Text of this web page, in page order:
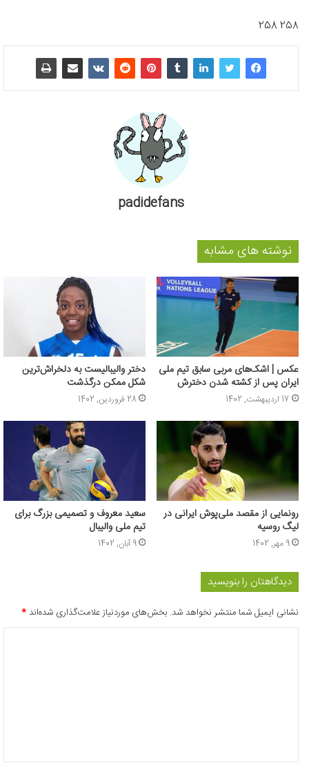
258 258
padidefans
نوشته های مشابه
عکس | اشک‌های مربی سابق تیم ملی
ایران پس از کشته شدن دخترش
17 اردیبهشت, 1402
دختر والیبالیست به دلخراش‌ترین
شکل ممکن درگذشت
28 فروردین, 1402
رونمایی از مقصد ملی‌پوش ایرانی در
لیگ روسیه
9 مهر, 1402
سعید معروف و تصمیمی بزرگ برای
تیم ملی والیبال
9 آبان, 1402
دیدگاهتان را بنویسید
نشانی ایمیل شما منتشر نخواهد شد. بخش‌های موردنیاز علامت‌گذاری شده‌اند*
*